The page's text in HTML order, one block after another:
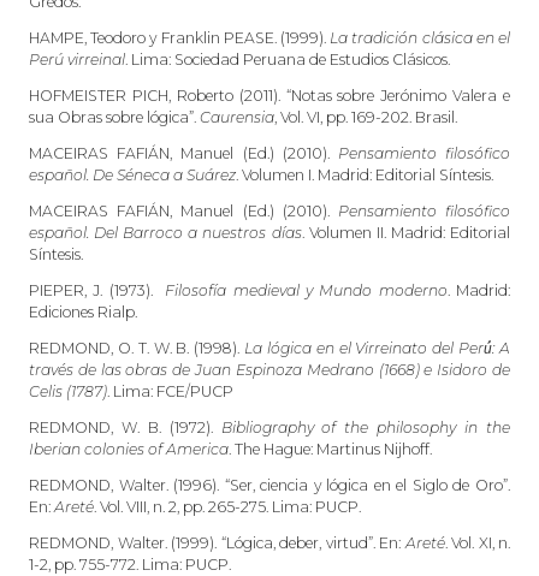
HAMPE, Teodoro y Franklin PEASE. (1999). La tradición clásica en el
Perú virreinal. Lima: Sociedad Peruana de Estudios Clásicos.
HOFMEISTER PICH, Roberto (2011). “Notas sobre Jerónimo Valera e
sua Obras sobre lógica”. Caurensia, Vol. VI, pp. 169-202. Brasil.
MACEIRAS FAFIÁN, Manuel (Ed.) (2010). Pensamiento filosófico
español. De Séneca a Suárez. Volumen I. Madrid: Editorial Síntesis.
MACEIRAS FAFIÁN, Manuel (Ed.) (2010). Pensamiento filosófico
español. Del Barroco a nuestros días. Volumen II. Madrid: Editorial
Síntesis.
PIEPER, J. (1973). Filosofía medieval y Mundo moderno. Madrid:
Ediciones Rialp.
REDMOND, O. T. W. B. (1998). La lógica en el Virreinato del Perú́: A
través de las obras de Juan Espinoza Medrano (1668) e Isidoro de
Celis (1787). Lima: FCE/PUCP
REDMOND, W. B. (1972). Bibliography of the philosophy in the
Iberian colonies of America. The Hague: Martinus Nijhoff.
REDMOND, Walter. (1996). “Ser, ciencia y lógica en el Siglo de Oro”.
En:Areté. Vol. VIII, n. 2, pp. 265-275. Lima: PUCP.
REDMOND, Walter. (1999). “Lógica, deber, virtud”. En:Areté. Vol. XI, n.
1-2, pp. 755-772. Lima: PUCP.